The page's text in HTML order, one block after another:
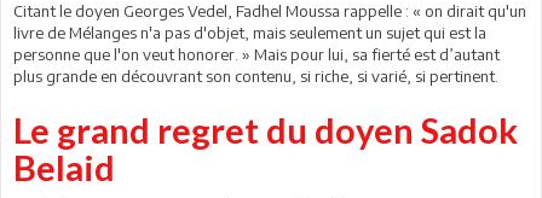
Citant le doyen Georges Vedel, Fadhel Moussa rappelle : « on dirait qu'un
livre de Mélanges n'a pas d'objet, mais seulement un sujet qui est la
personne que l'on veut honorer. » Mais pour lui, sa fierté est d’autant
plus grande en découvrant son contenu, si riche, si varié, si pertinent.
Le grand regret du doyen Sadok
Belaid